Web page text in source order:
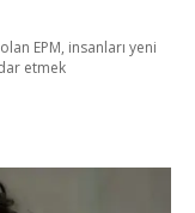
EPM, insanları yeni
etmek